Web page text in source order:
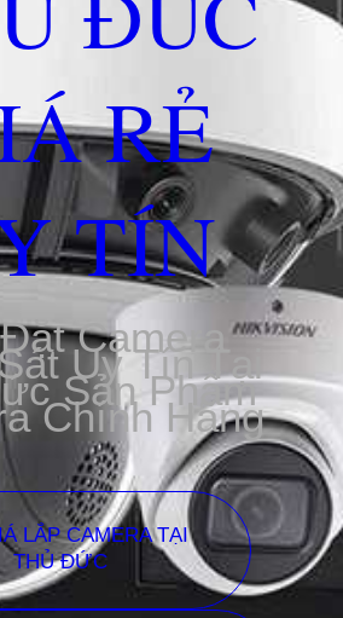
RẺ
TÍN
Camera
Uy Tín Tại
Sản Phẩm
Chính Hãng
LẮP CAMERA TẠI
THỦ ĐỨC